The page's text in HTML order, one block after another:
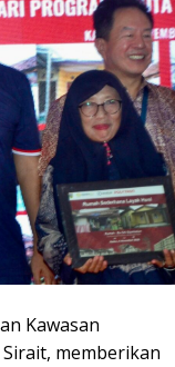
Kawasan
memberikan